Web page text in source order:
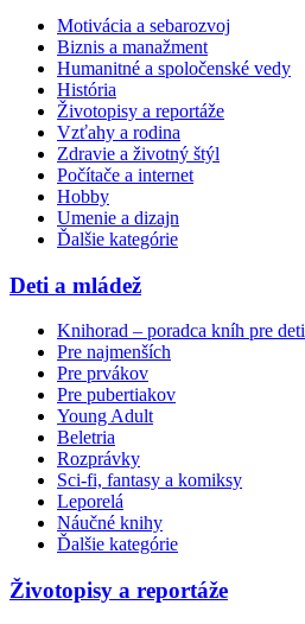
Motivácia a sebarozvoj
Biznis a manažment
Humanitné a spoločenské vedy
História
Životopisy a reportáže
Vzťahy a rodina
Zdravie a životný štýl
Počítače a internet
Hobby
Umenie a dizajn
Ďalšie kategórie
Deti a mládež
Knihorad – poradca kníh pre deti
Pre najmenších
Pre prvákov
Pre pubertiakov
Young Adult
Beletria
Rozprávky
Sci-fi, fantasy a komiksy
Leporelá
Náučné knihy
Ďalšie kategórie
Životopisy a reportáže